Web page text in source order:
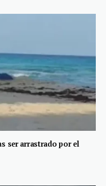
ser arrastrado por el